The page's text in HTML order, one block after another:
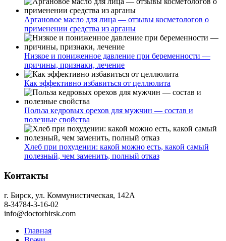
Аргановое масло для лица — отзывы косметологов о
применении средства из арганы
Низкое и пониженное давление при беременности —
причины, признаки, лечение
Как эффективно избавиться от целлюлита
Польза кедровых орехов для мужчин — состав и
полезные свойства
Хлеб при похудении: какой можно есть, какой самый
полезный, чем заменить, полный отказ
Контакты
г. Бирск, ул. Коммунистическая, 142А
8-34784-3-16-02
info@doctorbirsk.com
Главная